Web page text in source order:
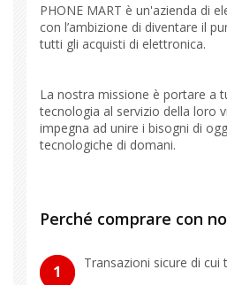
PHONE MART è un'azienda di
con l’ambizione di diventare il
tutti gli acquisti di elettronica.
La nostra missione è portare a
tecnologia al servizio della loro
impegna ad unire i bisogni di
tecnologiche di domani.
Perché comprare con
Transazioni sicure di cui